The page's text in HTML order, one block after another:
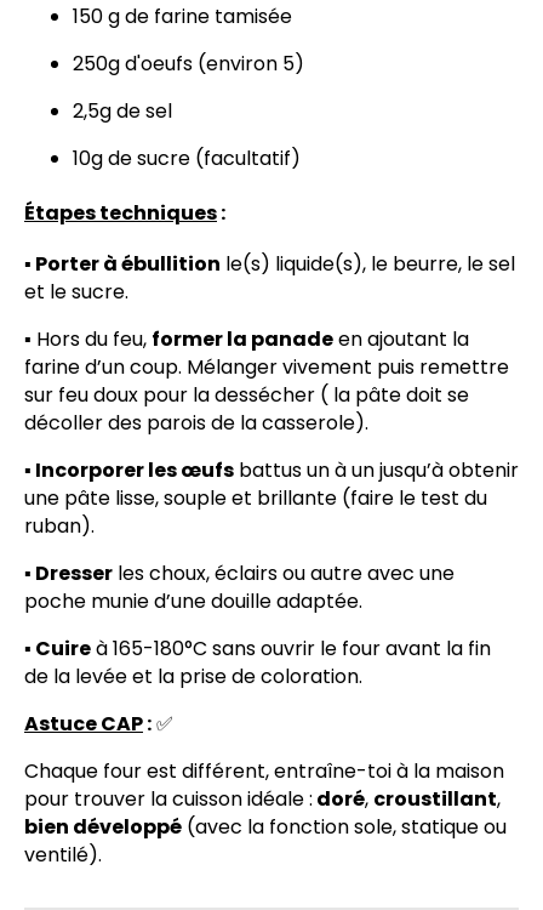
150 g de farine tamisée
250g d'oeufs (environ 5)
2,5g de sel
10g de sucre (facultatif)
Étapes techniques:
▪️ Porter à ébullition le(s) liquide(s), le beurre, le sel
et le sucre.
▪️ Hors du feu, former la panadeen ajoutant la
farine d’un coup. Mélanger vivement puis remettre
sur feu doux pour la dessécher ( la pâte doit se
décoller des parois de la casserole).
▪️ Incorporer les œufs battus un à un jusqu’à obtenir
une pâte lisse, souple et brillante (faire le test du
ruban).
▪️ Dresser les choux, éclairs ou autre avec une
poche munie d’une douille adaptée.
▪️ Cuireà 165-180°C sans ouvrir le four avant la fin
de la levée et la prise de coloration.
Astuce CAP:✅
Chaque four est différent, entraîne-toi à la maison
pour trouver la cuisson idéale : doré, croustillant,
bien développé (avec la fonction sole, statique ou
ventilé).